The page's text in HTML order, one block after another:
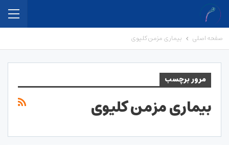
صفحه اصلی بیماری مزمن کلیوی
مرور برچسب
بیماری مزمن کلیوی